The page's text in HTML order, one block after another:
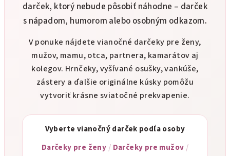
darček, ktorý nebude pôsobiť náhodne – darček
s nápadom, humorom alebo osobným odkazom.
V ponuke nájdete vianočné darčeky pre ženy,
mužov, mamu, otca, partnera, kamarátov aj
kolegov. Hrnčeky, vyšívané osušky, vankúše,
zástery a ďalšie originálne kúsky pomôžu
vytvoriť krásne sviatočné prekvapenie.
Vyberte vianočný darček podľa osoby
Darčeky pre ženy / Darčeky pre mužov /